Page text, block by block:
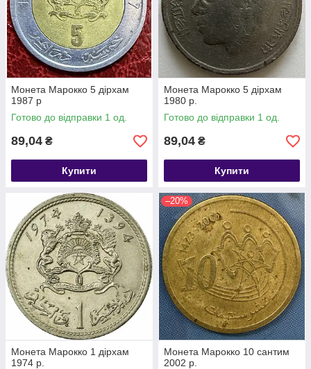
Монета Марокко 5 дірхам
1987 р
Готово до відправки 1 од.
89,04 ₴
Купити
Монета Марокко 5 дірхам
1980 р.
Готово до відправки 1 од.
89,04 ₴
Купити
Монета Марокко 1 дірхам
1974 р.
–20%
Монета Марокко 10 сантим
2002 р.